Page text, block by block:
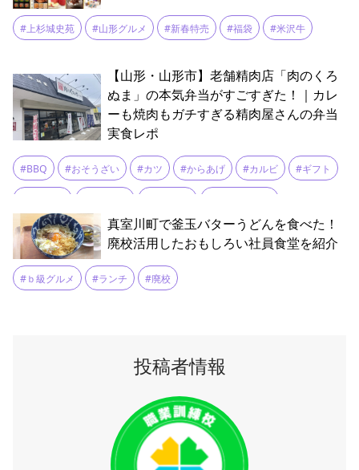
#上杉城史苑 #山形グルメ #新春特売 #福袋 #米沢牛
【山形・山形市】老舗精肉店「肉のくろ
ぬま」の本気弁当がすごすぎた！｜カレ
ーも焼肉もガチすぎる精肉屋さんの弁当
実食レポ
#BBQ #おそうざい #カツ #からあげ #カルビ #ギフト
#バーベキュー #ふるさと納税 #ボリューム満点 #メンチカツ
#ランチ #ロースかつ #ロースカツカレー
#人気 #人気店 #和牛 #国産肉
#精肉 #肉団子
真室川町で釜玉バターうどんを食べた！
廃校活用したおもしろい社員食堂を紹介
#ｂ級グルメ #ランチ #廃校
投稿者情報